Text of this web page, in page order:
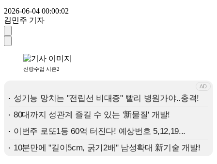
2026-06-04 00:00:02
김민주 기자
신랑수업 시즌2